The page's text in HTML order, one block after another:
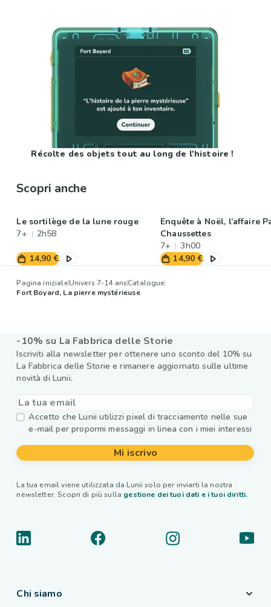
Récolte des objets tout au long de l'histoire !
Scopri anche
Le sortilège de la lune rouge
7+
2h58
14,90 €
Enquête à Noël, l’affaire
Chaussettes
7+
3h00
14,90 €
Pagina inizialeUnivers 7-14 ansCatalogue
Fort Boyard, La pierre mystérieuse
-10% su La Fabbrica delle Storie
Iscriviti alla newsletter per ottenere uno sconto del 10% su
La Fabbrica delle Storie e rimanere aggiornato sulle ultime
novità di Lunii.
Accetto che Lunii utilizzi pixel di tracciamento nelle sue
e-mail per propormi messaggi in linea con i miei interessi
Mi iscrivo
La tua email viene utilizzata da Lunii solo per inviarti la nostra
newsletter. Scopri di più sulla gestione dei tuoi dati e i tuoi diritti.
Chi siamo